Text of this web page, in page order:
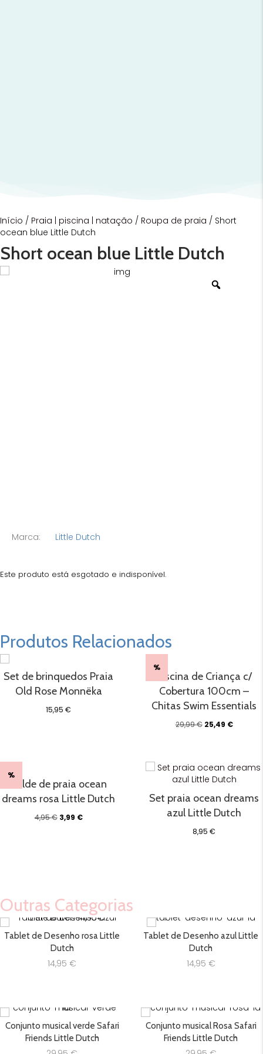
Início / Praia | piscina | natação / Roupa de praia / Short
ocean blue Little Dutch
Short ocean blue Little Dutch
Marca: Little Dutch
Este produto está esgotado e indisponível.
Produtos Relacionados
Set de brinquedos Praia
Old Rose Monnëka
15,95€
%
Piscina de Criança c/
Cobertura 100cm –
Chitas Swim Essentials
29,99€ O
29,99 €.
25,49 €O
25,49 €.
%
Balde de praia ocean
dreams rosa Little Dutch
4,95€ O
3,99 €O
Set praia ocean dreams
azul Little Dutch
8,95€
Outras Categorias
Tablet de Desenho rosa Little
Dutch
14,95 €
Tablet de Desenho azul Little
Dutch
14,95 €
Conjunto musical verde Safari
Friends Little Dutch
Conjunto musical Rosa Safari
Friends Little Dutch